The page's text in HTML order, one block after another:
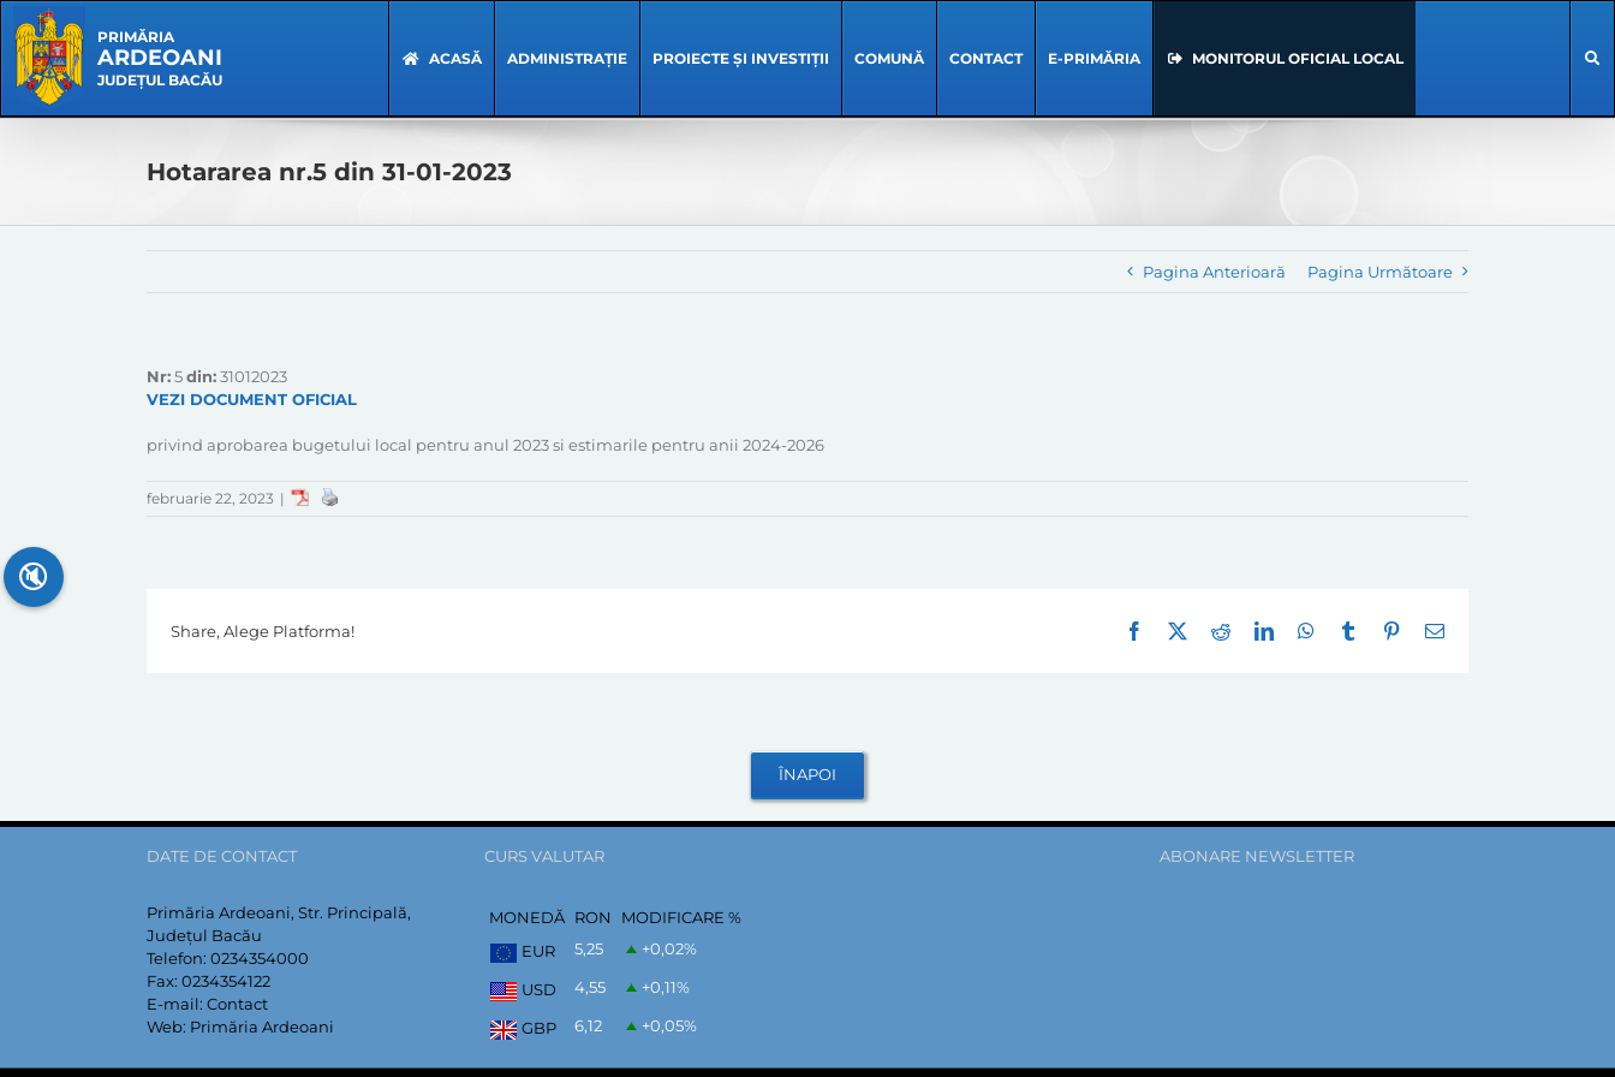
content
Navigation
PRIMĂRIA
ARDEOANI
JUDEȚUL BACĂU
ACASĂ ADMINISTRAȚIE PROIECTE ȘI INVESTIȚII COMUNĂ CONTACT E-PRIMĂRIA MONITORUL OFICIAL LOCAL
Hotararea nr.5 din 31-01-2023
Pagina Anterioară Pagina Următoare
Nr:5din:31012023
VEZI DOCUMENT OFICIAL
privind aprobarea bugetului local pentru anul 2023 si estimarile pentru anii 2024-2026
februarie 22, 2023 |
Share, Alege Platforma! Facebook RedditLinkedInWhatsApp
Tumblr Pinterest
E-
DATE DE CONTACT
Primăria Ardeoani, Str. Principală,
Județul Bacău
Telefon: 0234354000
Fax: 0234354122
E-mail: Contact
Web: Primăria Ardeoani
CURS VALUTAR
MONEDĂ RON
MODIFICARE %
EUR
5,25 +0,02%
USD 4,55 +0,11%
GBP 6,12 +0,05%
ABONARE NEWSLETTER
🔇